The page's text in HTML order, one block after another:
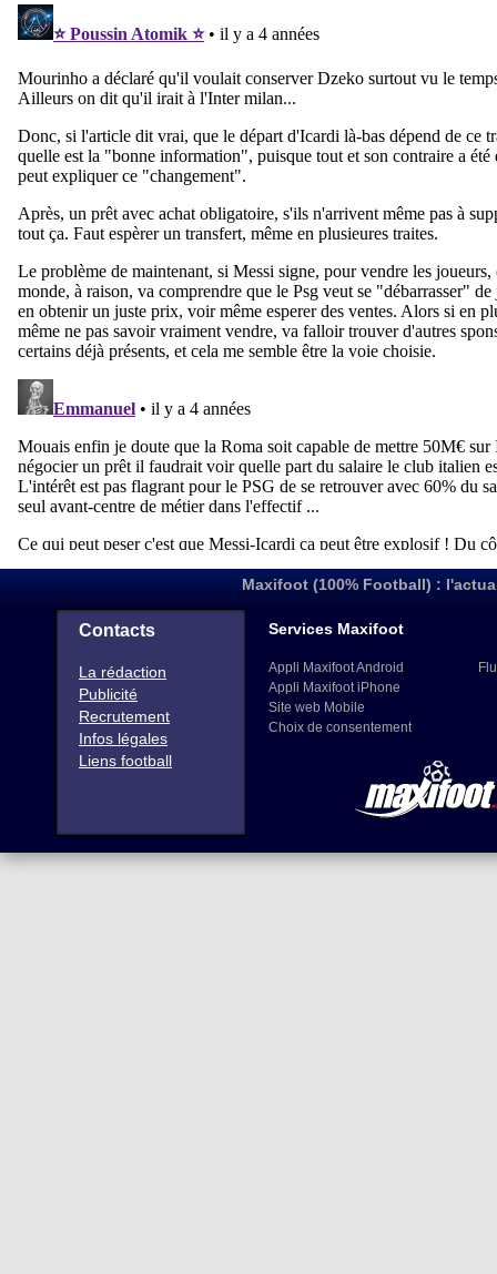
Maxifoot (100% Football) :
Contacts
La rédaction
Publicité
Recrutement
Infos légales
Liens football
Services Maxifoot
Appli Maxifoot Android
Appli Maxifoot iPhone
Site web Mobile
Choix de consentement